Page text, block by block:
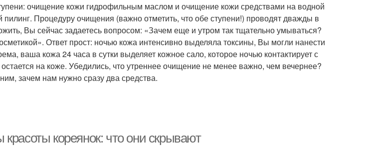
очищение кожи гидрофильным маслом и очищение кожи средствами на водной
пилинг. Процедуру очищения (важно отметить, что обе ступени!) проводят дважды в
Вы сейчас задаетесь вопросом: «Зачем еще и утром так тщательно умываться?
Ответ прост: ночью кожа интенсивно выделяла токсины, Вы могли нанести
ваша кожа 24 часа в сутки выделяет кожное сало, которое ночью контактирует с
на коже. Убедились, что утреннее очищение не менее важно, чем вечернее?
зачем нам нужно сразу два средства.
кореянок: что они скрывают